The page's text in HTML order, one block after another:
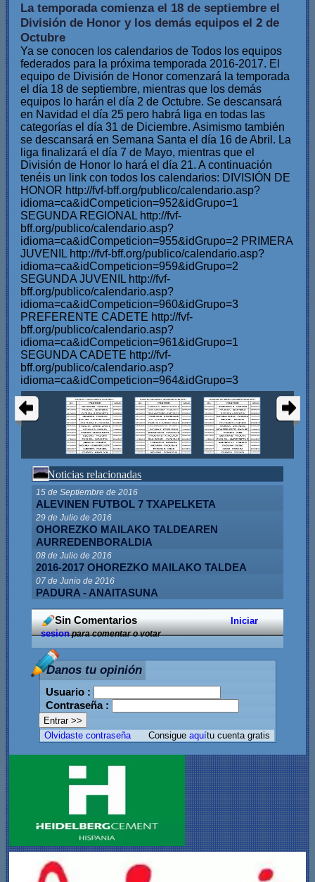
La temporada comienza el 18 de septiembre el
División de Honor y los demás equipos el 2 de
Octubre
Ya se conocen los calendarios de Todos los equipos
federados para la próxima temporada 2016-2017. El
equipo de División de Honor comenzará la temporada
el día 18 de septiembre, mientras que los demás
equipos lo harán el día 2 de Octubre. Se descansará
en Navidad el día 25 pero habrá liga en todas las
categorías el día 31 de Diciembre. Asimismo también
se descansará en Semana Santa el día 16 de Abril. La
liga finalizará el día 7 de Mayo, mientras que el
División de Honor lo hará el día 21. A continuación
tenéis un link con todos los calendarios: DIVISIÓN DE
HONOR http://fvf-bff.org/publico/calendario.asp?
idioma=ca&idCompeticion=952&idGrupo=1
SEGUNDA REGIONAL http://fvf-
bff.org/publico/calendario.asp?
idioma=ca&idCompeticion=955&idGrupo=2 PRIMERA
JUVENIL http://fvf-bff.org/publico/calendario.asp?
idioma=ca&idCompeticion=959&idGrupo=2
SEGUNDA JUVENIL http://fvf-
bff.org/publico/calendario.asp?
idioma=ca&idCompeticion=960&idGrupo=3
PREFERENTE CADETE http://fvf-
bff.org/publico/calendario.asp?
idioma=ca&idCompeticion=961&idGrupo=1
SEGUNDA CADETE http://fvf-
bff.org/publico/calendario.asp?
idioma=ca&idCompeticion=964&idGrupo=3
Noticias relacionadas
15 de Septiembre de 2016
ALEVINEN FUTBOL 7 TXAPELKETA
29 de Julio de 2016
OHOREZKO MAILAKO TALDEAREN
AURREDENBORALDIA
08 de Julio de 2016
2016-2017 OHOREZKO MAILAKO TALDEA
07 de Junio de 2016
PADURA - ANAITASUNA
Sin Comentarios
Iniciar
sesionpara comentar o votar
Danos tu opinión
Usuario :
Contraseña :
Olvidaste contraseña Consigueaquítu cuenta gratis